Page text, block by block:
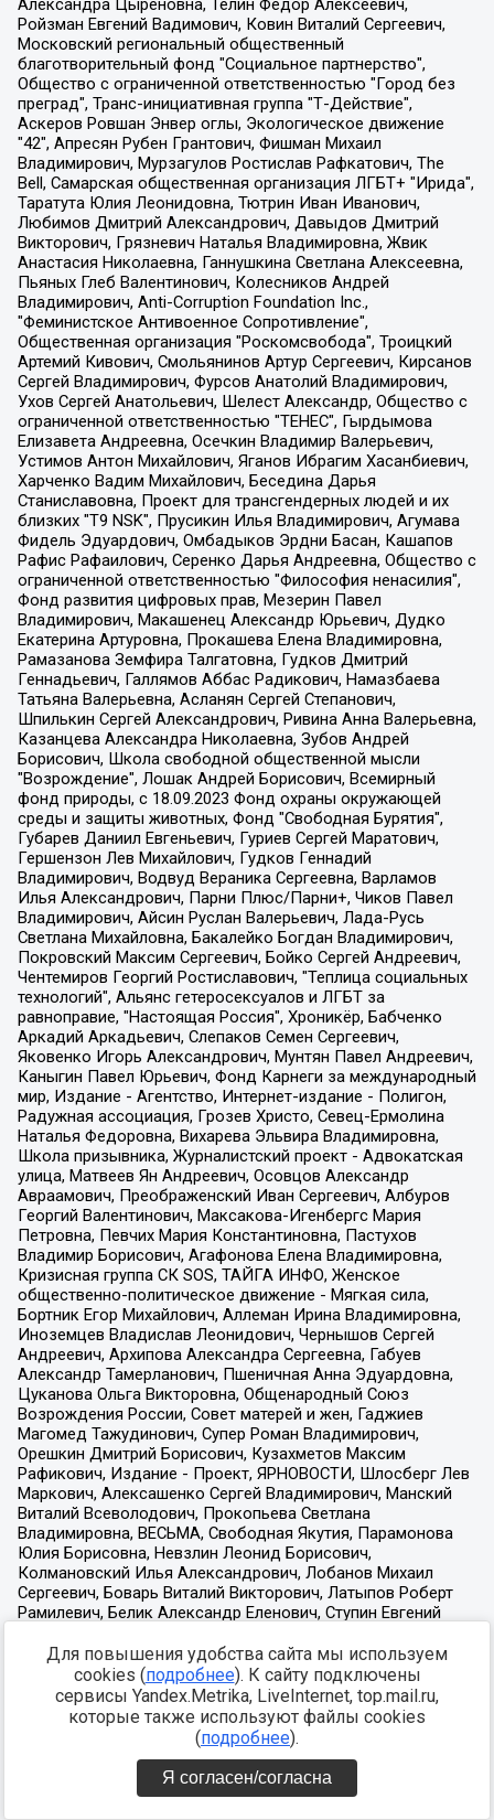
Для повышения удобства сайта мы используем
cookies (подробнее). К сайту подключены
сервисы Yandex.Metrika, LiveInternet, top.mail.ru,
которые также используют файлы cookies
(подробнее).
Я согласен/согласна